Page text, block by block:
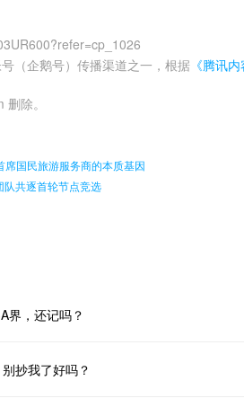
（企鹅号）传播渠道之一，根据 《腾讯
除。
席国民旅游服务商的本质基因
共逐首轮节点竞选
界，还记吗？
抄我了好吗？